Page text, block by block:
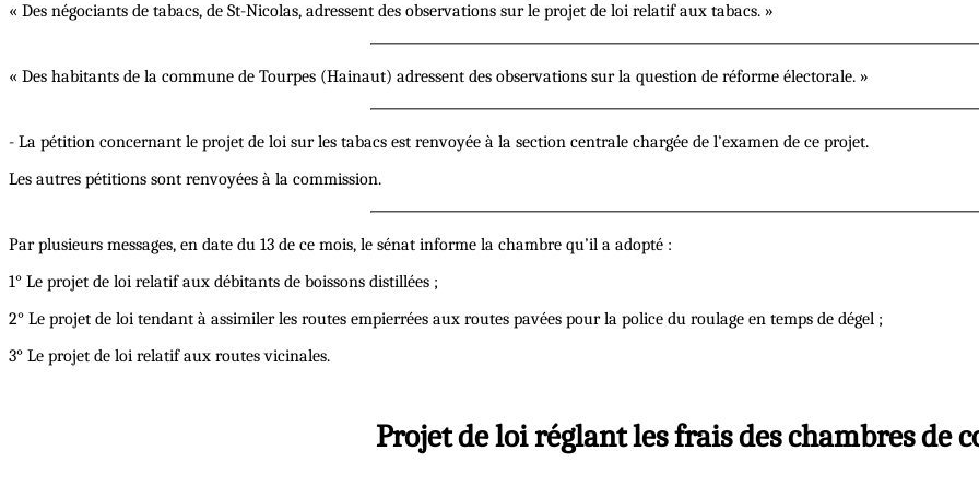
« Des négociants de tabacs, de St-Nicolas, adressent des observations sur le projet de loi relatif aux tabacs. »
« Des habitants de la commune de Tourpes (Hainaut) adressent des observations sur la question de réforme électorale. »
- La pétition concernant le projet de loi sur les tabacs est renvoyée à la section centrale chargée de l’examen de ce projet.
Les autres pétitions sont renvoyées à la commission.
Par plusieurs messages, en date du 13 de ce mois, le sénat informe la chambre qu’il a adopté :
1° Le projet de loi relatif aux débitants de boissons distillées ;
2° Le projet de loi tendant à assimiler les routes empierrées aux routes pavées pour la police du roulage en temps de dégel ;
3° Le projet de loi relatif aux routes vicinales.
Projet de loi réglant les frais des chambres de